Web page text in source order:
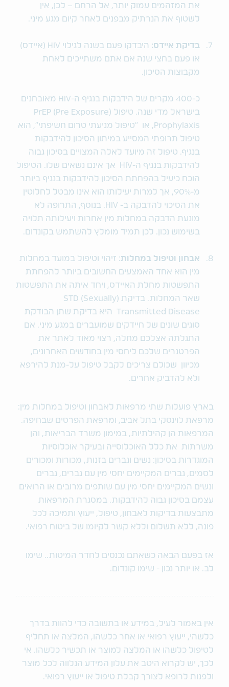
את המזהמים עמוק יותר, אל הרחם – לכן, אין
לשטוף את הנרתיק מבפנים לאחר קיום מגע מיני.
בדיקת איידס:
היבדקו פעם בשנה לגילוי HIV (איידס)
או פעם בחצי שנה אם אתם משתייכים לאחת
מקבוצות הסיכון.
כ-400 מקרים של הידבקות בנגיף ה-HIV מאובחנים
בישראל מדי שנה. טיפול (
PrEP (Pre Exposure
Prophylaxis, או "טיפול מניעתי טרום חשיפתי", הוא
טיפול תרופתי המסייע במיתון הסיכון להידבקות
בנגיף. טיפול זה מיועד לאלה המצויים בסיכון גבוה
להידבקות בנגיף ה-HIV אך אינם נשאים שלו. הטיפול
הוכח כיעיל בהפחתת הסיכון להידבקות בנגיף ביותר
מ-90%, אך למרות יעילותו הוא אינו מבטל לחלוטין
את הסיכוי להדבקה ב- HIV. בנוסף, התרופה לא
מונעת הדבקה במחלות מין אחרות ויעילותה תלויה
בשימוש נכון. לכן תמיד מומלץ להשתמש בקונדום.
אבחון וטיפול במחלות: זיהוי וטיפול במועד במחלות
מין הוא אחד האמצעים החשובים ביותר להפחתת
התפשטות מחלת האיידס, ויחד איתה את התפשטות
שאר המחלות. בדיקת (STD (Sexually
Transmitted Disease היא בדיקת שתן הבודקת
סוגים שונים של חיידקים שמועברים במגע מיני. אם
התגלתה אצלכם מחלה, רצוי מאוד לאתר את
הפרטנרים שלכם ליחסי מין בחודשים האחרונים,
מכיוון שכולם צריכים לקבל טיפול על-מנת להירפא
ולא להדביק אחרים.
בארץ פועלות שתי מרפאות לאבחון וטיפול במחלות מין:
מרפאת לוינסקי בתל אביב, ומרפאת הפרסים שבחיפה.
המרפאות הן קהילתיות, במימון משרד הבריאות, והן
משרתות את כלל האוכלוסייה ובעיקר אוכלוסיות
המוגדרות בסיכון: נשים וגברים בזנות, מכורות ומכורים
לסמים, גברים המקיימים יחסי מין עם גברים, גברים
ונשים המקיימים יחסי מין עם שותפים מרובים או הרואים
עצמם בסיכון גבוה להידבקות. במסגרת המרפאות
מתבצעות בדיקות לאבחון, טיפול, ייעוץ ותמיכה לכל
פונה, ללא תשלום וללא קשר לקיומו של ביטוח רפואי.
אז בפעם הבאה כשאתם נכנסים לחדר המיטות.. שימו
לב. או יותר נכון - שימו קונדום.
אין באמור לעיל, במידע או בתשובה כדי להוות בדרך
כלשהי, ייעוץ רפואי או אחר כלשהו, המלצה או תחליף
לטיפול כלשהו או המלצה למוצר או תכשיר כלשהו. אי
לכך, יש לקרוא היטב את עלון המידע הנלווה לכל מוצר
ולפנות לרופא לצורך קבלת טיפול או ייעוץ רפואי.